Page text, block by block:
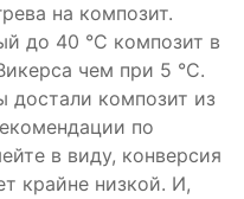
на композит.
до 40 °С композит в
чем при 5 °С.
достали композит из
по
в виду, конверсия
крайне низкой. И,